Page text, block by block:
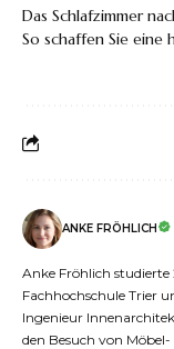
Das Schlafzimmer
So schaffen Sie eine
ANKE FRÖHLICH
Anke Fröhlich
Fachhochschule Trier
Ingenieur
den Besuch von